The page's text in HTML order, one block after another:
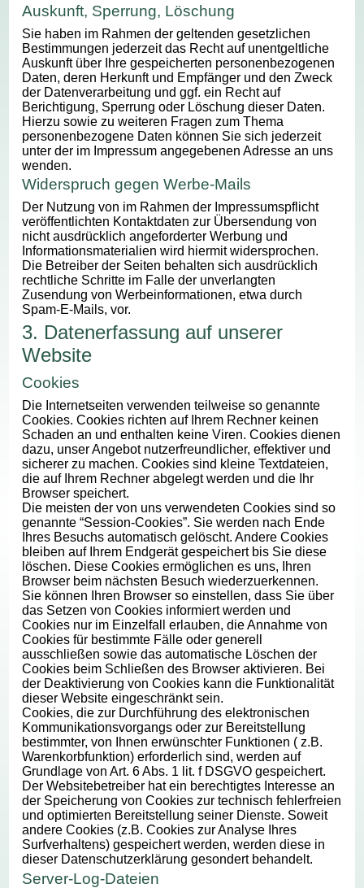
Auskunft, Sperrung, Löschung
Sie haben im Rahmen der geltenden gesetzlichen
Bestimmungen jederzeit das Recht auf unentgeltliche
Auskunft über Ihre gespeicherten personenbezogenen
Daten, deren Herkunft und Empfänger und den Zweck
der Datenverarbeitung und ggf. ein Recht auf
Berichtigung, Sperrung oder Löschung dieser Daten.
Hierzu sowie zu weiteren Fragen zum Thema
personenbezogene Daten können Sie sich jederzeit
unter der im Impressum angegebenen Adresse an uns
wenden.
Widerspruch gegen Werbe-Mails
Der Nutzung von im Rahmen der Impressumspflicht
veröffentlichten Kontaktdaten zur Übersendung von
nicht ausdrücklich angeforderter Werbung und
Informationsmaterialien wird hiermit widersprochen.
Die Betreiber der Seiten behalten sich ausdrücklich
rechtliche Schritte im Falle der unverlangten
Zusendung von Werbeinformationen, etwa durch
Spam-E-Mails, vor.
3. Datenerfassung auf unserer
Website
Cookies
Die Internetseiten verwenden teilweise so genannte
Cookies. Cookies richten auf Ihrem Rechner keinen
Schaden an und enthalten keine Viren. Cookies dienen
dazu, unser Angebot nutzerfreundlicher, effektiver und
sicherer zu machen. Cookies sind kleine Textdateien,
die auf Ihrem Rechner abgelegt werden und die Ihr
Browser speichert.
Die meisten der von uns verwendeten Cookies sind so
genannte “Session-Cookies”. Sie werden nach Ende
Ihres Besuchs automatisch gelöscht. Andere Cookies
bleiben auf Ihrem Endgerät gespeichert bis Sie diese
löschen. Diese Cookies ermöglichen es uns, Ihren
Browser beim nächsten Besuch wiederzuerkennen.
Sie können Ihren Browser so einstellen, dass Sie über
das Setzen von Cookies informiert werden und
Cookies nur im Einzelfall erlauben, die Annahme von
Cookies für bestimmte Fälle oder generell
ausschließen sowie das automatische Löschen der
Cookies beim Schließen des Browser aktivieren. Bei
der Deaktivierung von Cookies kann die Funktionalität
dieser Website eingeschränkt sein.
Cookies, die zur Durchführung des elektronischen
Kommunikationsvorgangs oder zur Bereitstellung
bestimmter, von Ihnen erwünschter Funktionen ( z.B.
Warenkorbfunktion) erforderlich sind, werden auf
Grundlage von Art. 6 Abs. 1 lit. f DSGVO gespeichert.
Der Websitebetreiber hat ein berechtigtes Interesse an
der Speicherung von Cookies zur technisch fehlerfreien
und optimierten Bereitstellung seiner Dienste. Soweit
andere Cookies (z.B. Cookies zur Analyse Ihres
Surfverhaltens) gespeichert werden, werden diese in
dieser Datenschutzerklärung gesondert behandelt.
Server-Log-Dateien